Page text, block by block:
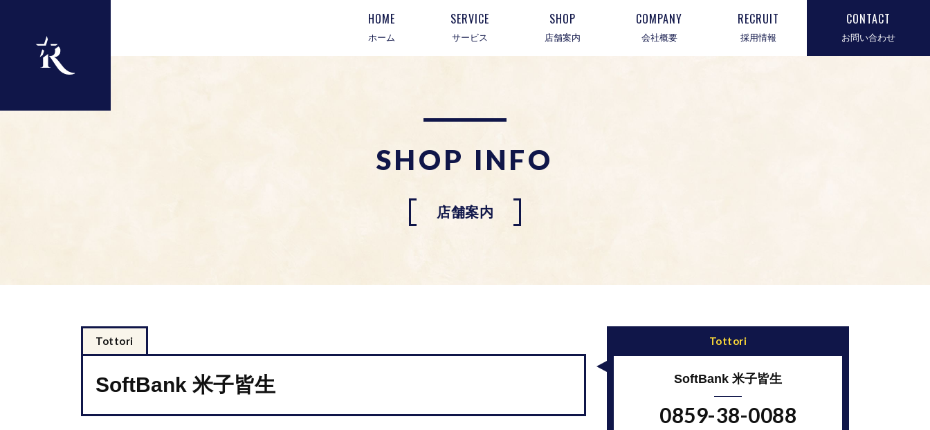
HOME
ホーム
SERVICE
サービス
SHOP
店舗案内
COMPANY
会社概要
RECRUIT
採用情報
CONTACT
お問い合わせ
SHOP INFO
店舗案内
tottori
SoftBank 米子皆生
tottori
SoftBank 米子皆生
0859-38-0088